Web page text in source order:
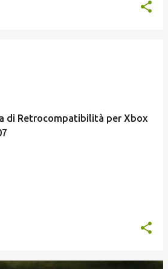
di Retrocompatibilità per Xbox